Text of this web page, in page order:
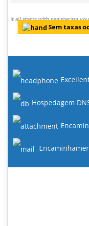
It all starts with registering
Sem taxas
Hospedagem